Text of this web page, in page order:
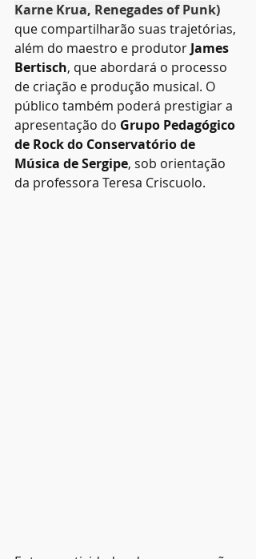
Karne Krua, Renegades of Punk)
que compartilharão suas trajetórias,
além do maestro e produtor James
Bertisch, que abordará o processo
de criação e produção musical. O
público também poderá prestigiar a
apresentação do Grupo Pedagógico
de Rock do Conservatório de
Música de Sergipe, sob orientação
da professora Teresa Criscuolo.